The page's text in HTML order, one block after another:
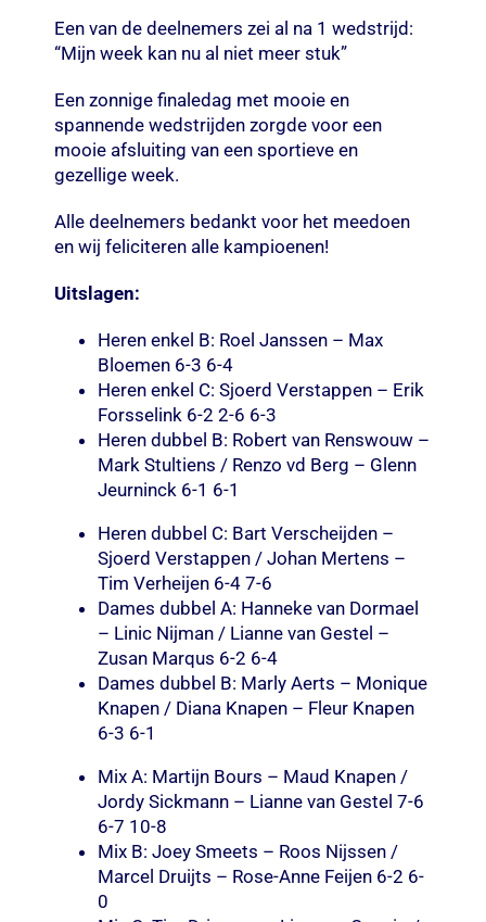
Een van de deelnemers zei al na 1 wedstrijd:
“Mijn week kan nu al niet meer stuk”
Een zonnige finaledag met mooie en
spannende wedstrijden zorgde voor een
mooie afsluiting van een sportieve en
gezellige week.
Alle deelnemers bedankt voor het meedoen
en wij feliciteren alle kampioenen!
Uitslagen:
Heren enkel B: Roel Janssen – Max
Bloemen 6-3 6-4
Heren enkel C: Sjoerd Verstappen – Erik
Forsselink 6-2 2-6 6-3
Heren dubbel B: Robert van Renswouw –
Mark Stultiens / Renzo vd Berg – Glenn
Jeurninck 6-1 6-1
Heren dubbel C: Bart Verscheijden –
Sjoerd Verstappen / Johan Mertens –
Tim Verheijen 6-4 7-6
Dames dubbel A: Hanneke van Dormael
– Linic Nijman / Lianne van Gestel –
Zusan Marqus 6-2 6-4
Dames dubbel B: Marly Aerts – Monique
Knapen / Diana Knapen – Fleur Knapen
6-3 6-1
Mix A: Martijn Bours – Maud Knapen /
Jordy Sickmann – Lianne van Gestel 7-6
6-7 10-8
Mix B: Joey Smeets – Roos Nijssen /
Marcel Druijts – Rose-Anne Feijen 6-2 6-
0